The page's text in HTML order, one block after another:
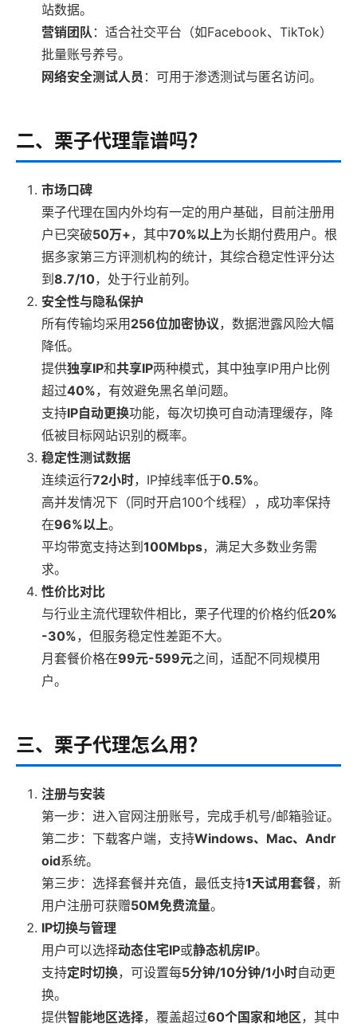
站数据。
营销团队 ：适合社交平台（如Facebook、TikTok）
批量账号养号。
网络安全测试人员 ：可用于渗透测试与匿名访问。
二、栗子代理靠谱吗？
市场口碑
栗子代理在国内外均有一定的用户基础，目前注册用
户已突破50万+，其中70%以上为长期付费用户。根
据多家第三方评测机构的统计，其综合稳定性评分达
到8.7/10，处于行业前列。
安全性与隐私保护
所有传输均采用256位加密协议，数据泄露风险大幅
降低。
提供独享IP和共享IP两种模式，其中独享IP用户比例
超过40%，有效避免黑名单问题。
支持IP自动更换功能，每次切换可自动清理缓存，降
低被目标网站识别的概率。
稳定性测试数据
连续运行72小时，IP掉线率低于0.5%。
高并发情况下（同时开启100个线程），成功率保持
在96%以上。
平均带宽支持达到100Mbps，满足大多数业务需
求。
性价比对比
与行业主流代理软件相比，栗子代理的价格约低20%
-30%，但服务稳定性差距不大。
月套餐价格在99元-599元之间，适配不同规模用
户。
三、栗子代理怎么用？
注册与安装
第一步：进入官网注册账号，完成手机号/邮箱验证。
第二步：下载客户端，支持Windows、Mac、Andr
oid系统。
第三步：选择套餐并充值，最低支持1天试用套餐，新
用户注册可获赠50M免费流量。
IP切换与管理
用户可以选择动态住宅IP或静态机房IP。
支持定时切换，可设置每5分钟/10分钟/1小时自动更
换。
提供智能地区选择，覆盖超过60个国家和地区，其中